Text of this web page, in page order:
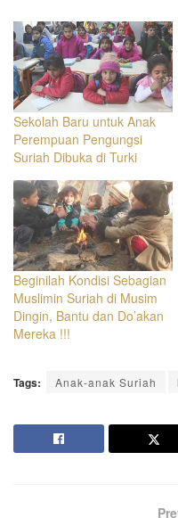
Sekolah Baru untuk Anak
Perempuan Pengungsi
Suriah Dibuka di Turki
Beginilah Kondisi Sebagian
Muslimin Suriah di Musim
Dingin, Bantu dan Do’akan
Mereka !!!
Tags: Anak-anak Suriah